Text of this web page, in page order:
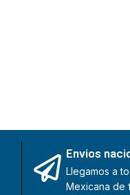
Envios
Llegamos a
Mexicana de